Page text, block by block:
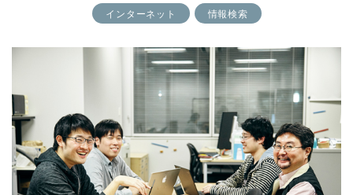
インターネット 情報検索